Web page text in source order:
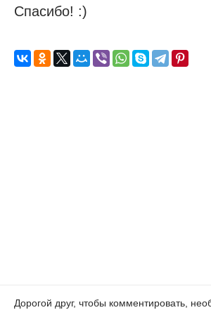
Спасибо! :)
Дорогой друг, чтобы комментировать,